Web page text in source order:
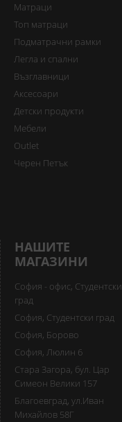
Матраци
Топ матраци
Подматрачни рамки
Легла и спални
Възглавници
Аксесоари
Детски продукти
Мебели
Outlet
Черен Петък
НАШИТЕ
МАГАЗИНИ
София - офис, Студентски
град
София, Студентски град
София, Борово
София, Люлин 6
Стара Загора, бул. Цар
Симеон Велики 157
Благоевград, ул.Иван
Михайлов 58Г